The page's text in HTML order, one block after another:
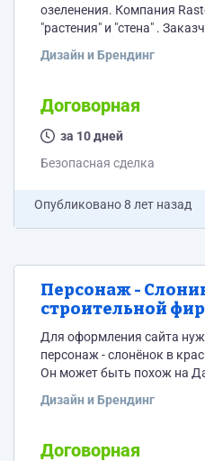
озеленения. Компания
"растения" и "стена" .
растений". Но ... хочется
декор.шрифтами не
"попаданию" выделенные
варианта текстовых лого
Дизайн и Брендинг
Договорная
за 10 дней
Безопасная сделка
Опубликовано8 лет назад
Персонаж -
строительной
Для оформления сайта
персонаж - слонёнок в
Он может быть похож на
во вложении). Персонаж в
ловит бабочек - стоя
Дизайн и Брендинг
Договорная